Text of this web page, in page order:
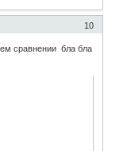
10
сравнении бла бла